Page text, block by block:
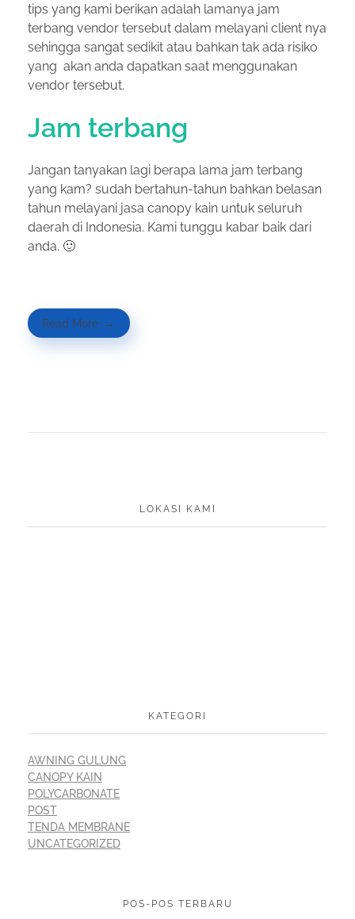
tips yang kami berikan adalah lamanya jam
terbang vendor tersebut dalam melayani client nya
sehingga sangat sedikit atau bahkan tak ada risiko
yang akan anda dapatkan saat menggunakan
vendor tersebut.
Jam terbang
Jangan tanyakan lagi berapa lama jam terbang
yang kam? sudah bertahun-tahun bahkan belasan
tahun melayani jasa canopy kain untuk seluruh
daerah di Indonesia. Kami tunggu kabar baik dari
anda. 🙂
Read More
LOKASI KAMI
KATEGORI
AWNING GULUNG
CANOPY KAIN
POLYCARBONATE
POST
TENDA MEMBRANE
UNCATEGORIZED
POS-POS TERBARU